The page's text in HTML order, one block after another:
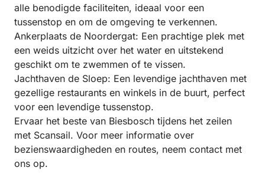
alle benodigde faciliteiten, ideaal voor een
tussenstop en om de omgeving te verkennen.
Ankerplaats de Noordergat: Een prachtige plek met
een weids uitzicht over het water en uitstekend
geschikt om te zwemmen of te vissen.
Jachthaven de Sloep: Een levendige jachthaven met
gezellige restaurants en winkels in de buurt, perfect
voor een levendige tussenstop.
Ervaar het beste van Biesbosch tijdens het zeilen
met Scansail. Voor meer informatie over
bezienswaardigheden en routes, neem contact met
ons op.